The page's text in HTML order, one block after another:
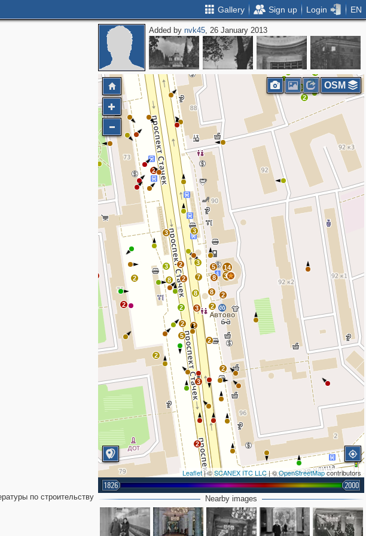
Gallery Sign up Login EN
по строительству
Added bynvk45, 26 January 2013
3
2
3
2
3
14
33
2
8 2
8
8
7
3
2
2
3
5
3
3
2
3
8
2
2
2
2
2
2
5
2
2
2
3
2
3
2
2
3
3
Leaflet| ©SCANEX ITC LLC| ©OpenStreetMapcontributors
1826 2000
OSM
Nearby images